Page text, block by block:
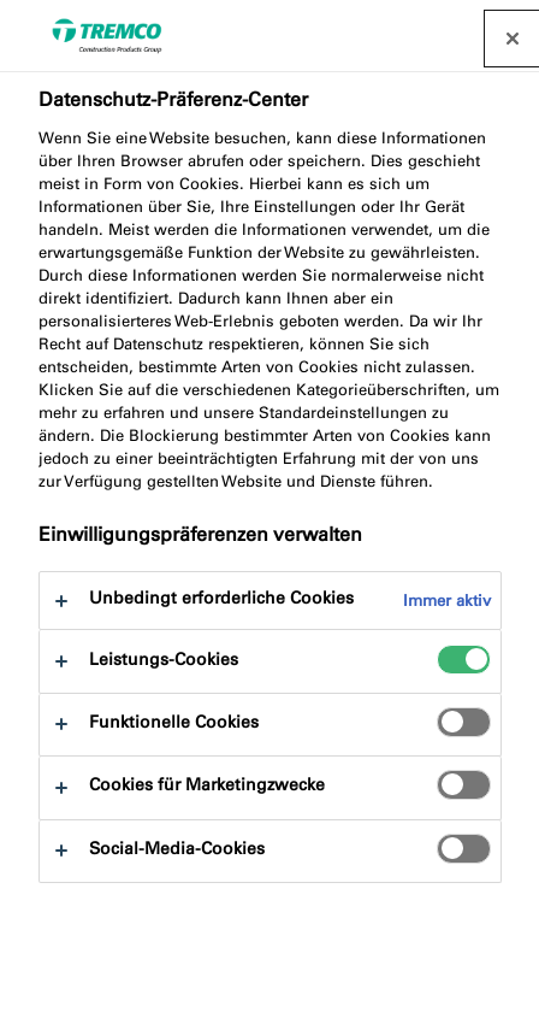
Kampagnen
Datenschutz-Präferenz-Center
Wenn Sie eine Website besuchen, kann diese Informationen
über Ihren Browser abrufen oder speichern. Dies geschieht
meist in Form von Cookies. Hierbei kann es sich um
Informationen über Sie, Ihre Einstellungen oder Ihr Gerät
handeln. Meist werden die Informationen verwendet, um die
erwartungsgemäße Funktion der Website zu gewährleisten.
Durch diese Informationen werden Sie normalerweise nicht
direkt identifiziert. Dadurch kann Ihnen aber ein
personalisierteres Web-Erlebnis geboten werden. Da wir Ihr
Recht auf Datenschutz respektieren, können Sie sich
entscheiden, bestimmte Arten von Cookies nicht zulassen.
Klicken Sie auf die verschiedenen Kategorieüberschriften, um
mehr zu erfahren und unsere Standardeinstellungen zu
ändern. Die Blockierung bestimmter Arten von Cookies kann
jedoch zu einer beeinträchtigten Erfahrung mit der von uns
zur Verfügung gestellten Website und Dienste führen.
Einwilligungspräferenzen verwalten
Unbedingt erforderliche Cookies Immer aktiv
Leistungs-Cookies
Funktionelle Cookies
Cookies für Marketingzwecke
Social-Media-Cookies